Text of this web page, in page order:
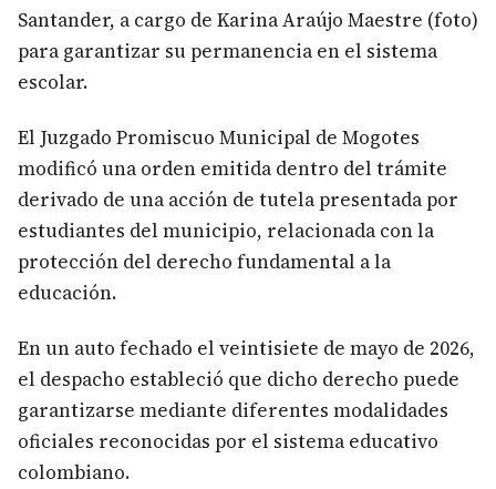
Santander, a cargo de Karina Araújo Maestre (foto)
para garantizar su permanencia en el sistema
escolar.
El Juzgado Promiscuo Municipal de Mogotes
modificó una orden emitida dentro del trámite
derivado de una acción de tutela presentada por
estudiantes del municipio, relacionada con la
protección del derecho fundamental a la
educación.
En un auto fechado el veintisiete de mayo de 2026,
el despacho estableció que dicho derecho puede
garantizarse mediante diferentes modalidades
oficiales reconocidas por el sistema educativo
colombiano.